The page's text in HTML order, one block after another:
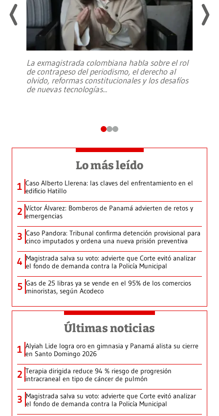
La exmagistrada colombiana habla sobre el rol
de contrapeso del periodismo, el derecho al
olvido, reformas constitucionales y los desafíos
de nuevas tecnologías...
Lo más leído
1 Caso Alberto Llerena: las claves del enfrentamiento en el
edificio Hatillo
2 Víctor Álvarez: Bomberos de Panamá advierten de retos y
emergencias
3 Caso Pandora: Tribunal confirma detención provisional para
cinco imputados y ordena una nueva prisión preventiva
4 Magistrada salva su voto: advierte que Corte evitó analizar
el fondo de demanda contra la Policía Municipal
5 Gas de 25 libras ya se vende en el 95% de los comercios
minoristas, según Acodeco
Últimas noticias
1 Alyiah Lide logra oro en gimnasia y Panamá alista su cierre
en Santo Domingo 2026
2 Terapia dirigida reduce 94 % riesgo de progresión
intracraneal en tipo de cáncer de pulmón
3 Magistrada salva su voto: advierte que Corte evitó analizar
el fondo de demanda contra la Policía Municipal